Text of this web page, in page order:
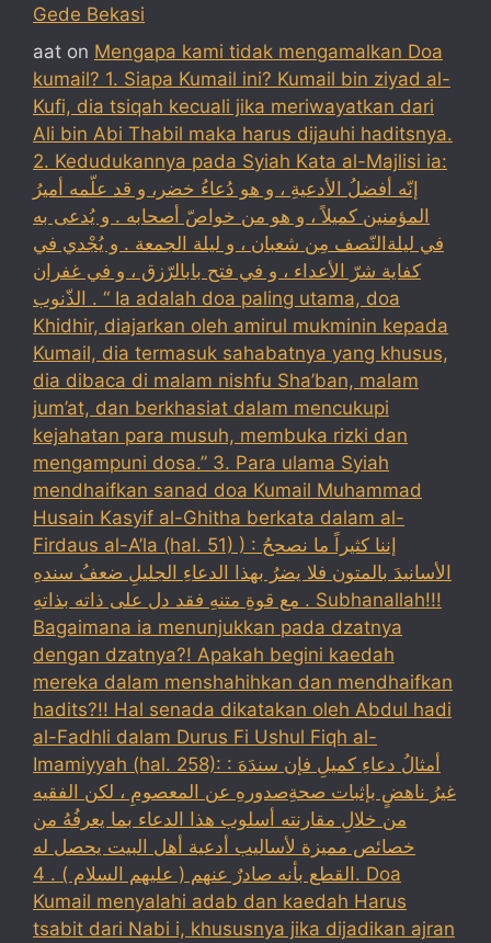
Gede Bekasi
aat on Mengapa kami tidak mengamalkan Doa
kumail? 1. Siapa Kumail ini? Kumail bin ziyad al-
Kufi, dia tsiqah kecuali jika meriwayatkan dari
Ali bin Abi Thabil maka harus dijauhi haditsnya.
2. Kedudukannya pada Syiah Kata al-Majlisi ia:
إنّه أفضلُ الأدعيةِ ، و هو دُعاءُ خضر، و قد علّمه أميرُ
المؤمنين كميلاً ، و هو من خواصّ أصحابه . و يُدعى به
في ليلةالنّصف مِن شعبان ، و ليلة الجمعة . و يُجْدي في
كفاية شرّ الأعداء ، و في فتح بابالرّزق ، و في غفران
الذّنوب . “ Ia adalah doa paling utama, doa
Khidhir, diajarkan oleh amirul mukminin kepada
Kumail, dia termasuk sahabatnya yang khusus,
dia dibaca di malam nishfu Sha’ban, malam
jum’at, dan berkhasiat dalam mencukupi
kejahatan para musuh, membuka rizki dan
mengampuni dosa.” 3. Para ulama Syiah
mendhaifkan sanad doa Kumail Muhammad
Husain Kasyif al-Ghitha berkata dalam al-
Firdaus al-A’la (hal. 51) ) : إننا كثيراً ما نصححُ
الأسانيدَ بالمتون فلا يضرُ بهذا الدعاءِ الجليلِ ضعفُ سندهِ
مع قوةِ متنهِ فقد دل على ذاته بذاتهِ . Subhanallah!!!
Bagaimana ia menunjukkan pada dzatnya
dengan dzatnya?! Apakah begini kaedah
mereka dalam menshahihkan dan mendhaifkan
hadits?!! Hal senada dikatakan oleh Abdul hadi
al-Fadhli dalam Durus Fi Ushul Fiqh al-
Imamiyyah (hal. 258): : أمثالُ دعاءِ كميلِ فإن سندَهَ
غيرُ ناهضٍ بإثبات صحةِصدورهِ عن المعصومِ ، لكن الفقيه
من خلالِ مقارنته أسلوب هذا الدعاء بما يعرفُهُ من
خصائص مميزة لأساليب أدعية أهل البيت يحصل له
القطع بأنه صادرٌ عنهم ( عليهم السلام ) . 4. Doa
Kumail menyalahi adab dan kaedah Harus
tsabit dari Nabi i, khususnya jika dijadikan ajran